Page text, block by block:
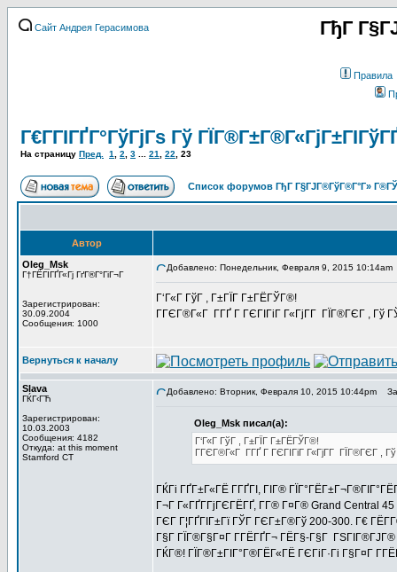
Сайт Андрея Герасимова ГђГ
Правила
Г€Г­ГІГҐГ°ГўГјГѕ Гў
На страницу Пред. 1 2 3 21 22 23
Список форумов ГђГ Г§ГЈГ®ГўГ®Г°Г»
Автор
Oleg_Msk
Г†ГЁГІГҐГ«Гј ГґГ®Г°ГіГ¬Г
Зарегистрирован:
30.09.2004
Сообщения: 1000
Добавлено: Понедельник, Февраля 9, 2015 10:14am
Г‘Г«Г ГўГ , Г±ГЇГ Г±ГЁГЎГ®!
ГГЄГ®Г«Г Г­ГҐ Г ГЄГІГіГ Г«ГјГ­Г ГЇГ®ГЄГ ,
Вернуться к началу
Slava
ГЌГ‹ГЋ
Зарегистрирован:
10.03.2003
Сообщения: 4182
Откуда: at this moment
Stamford CT
Добавлено: Вторник, Февраля 10, 2015 10:44pm
Oleg_Msk писал(а):
Г‘Г«Г ГўГ , Г±ГЇГ Г±ГЁГЎГ®!
ГГЄГ®Г«Г Г­ГҐ Г ГЄГІГіГ Г«ГјГ­Г ГЇГ®ГЄГ ,
ГЌГі ГҐГ±Г«ГЁ Г­ГҐГІ, ГІГ®
Г¬Г Г«ГҐГ­ГјГЄГЁГҐ, Г­Г® Г¤Г® Grand Central 45
ГЄГ Г¦ГҐГІГ±Гї ГЎГ ГЄГ±Г®Гў 200-300. Г€
Г§Г ГЇГ®Г§Г¤Г Г­ГЁГҐГ¬ ГЁГ§-Г§Г
ГЌГ®! ГЇГ®Г±ГІГ°Г®ГЁГ«ГЁ ГЄГіГ·Гі Г§Г¤Г